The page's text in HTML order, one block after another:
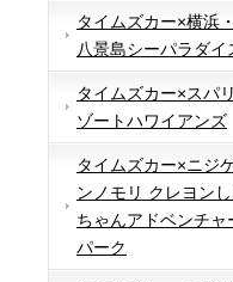
タイムズカー×横浜・
八景島シーパラダイ
タイムズカー×スパリ
ゾートハワイアンズ
タイムズカー×ニジ
ンノモリ クレヨン
ちゃんアドベンチャ
パーク